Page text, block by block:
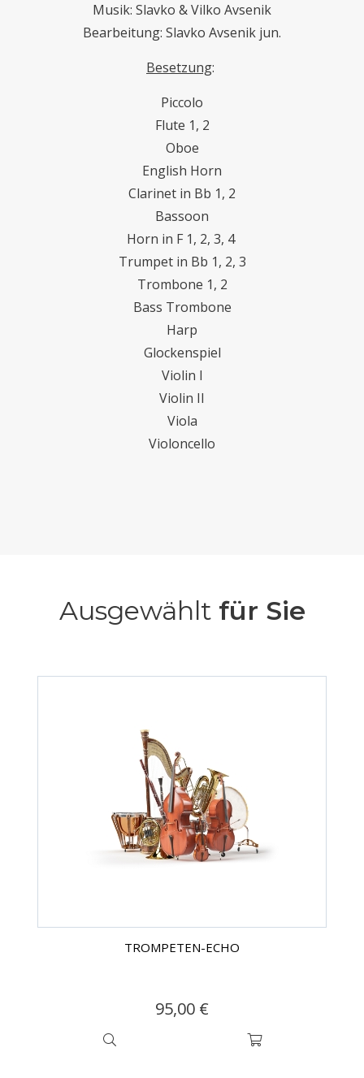
Musik: Slavko & Vilko Avsenik
Bearbeitung: Slavko Avsenik jun.
Besetzung:
Piccolo
Flute 1, 2
Oboe
English Horn
Clarinet in Bb 1, 2
Bassoon
Horn in F 1, 2, 3, 4
Trumpet in Bb 1, 2, 3
Trombone 1, 2
Bass Trombone
Harp
Glockenspiel
Violin I
Violin II
Viola
Violoncello
Ausgewählt für Sie
TROMPETEN-ECHO
95,00 €